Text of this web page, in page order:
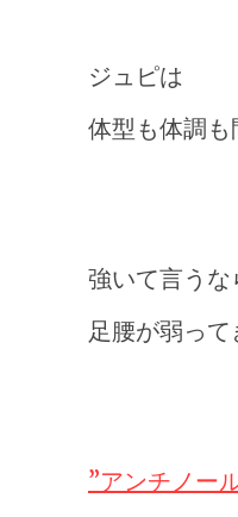
ジュピは
体型も体調も
強いて言うな
足腰が弱っ
”アンチノー